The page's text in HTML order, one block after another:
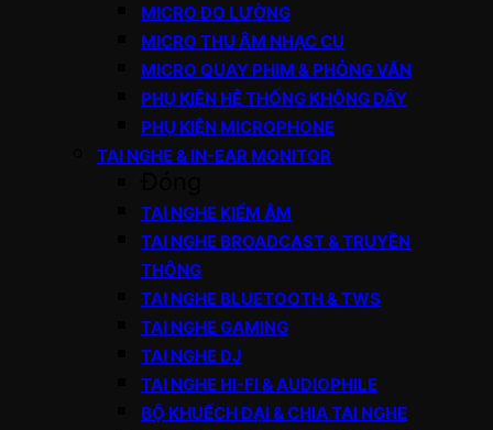
MICRO ĐO LƯỜNG
MICRO THU ÂM NHẠC CỤ
MICRO QUAY PHIM & PHỎNG VẤN
PHỤ KIỆN HỆ THỐNG KHÔNG DÂY
PHỤ KIỆN MICROPHONE
TAI NGHE & IN-EAR MONITOR
TAI NGHE KIỂM ÂM
TAI NGHE BROADCAST & TRUYỀN
THÔNG
TAI NGHE BLUETOOTH & TWS
TAI NGHE GAMING
TAI NGHE DJ
TAI NGHE HI-FI & AUDIOPHILE
BỘ KHUẾCH ĐẠI & CHIA TAI NGHE